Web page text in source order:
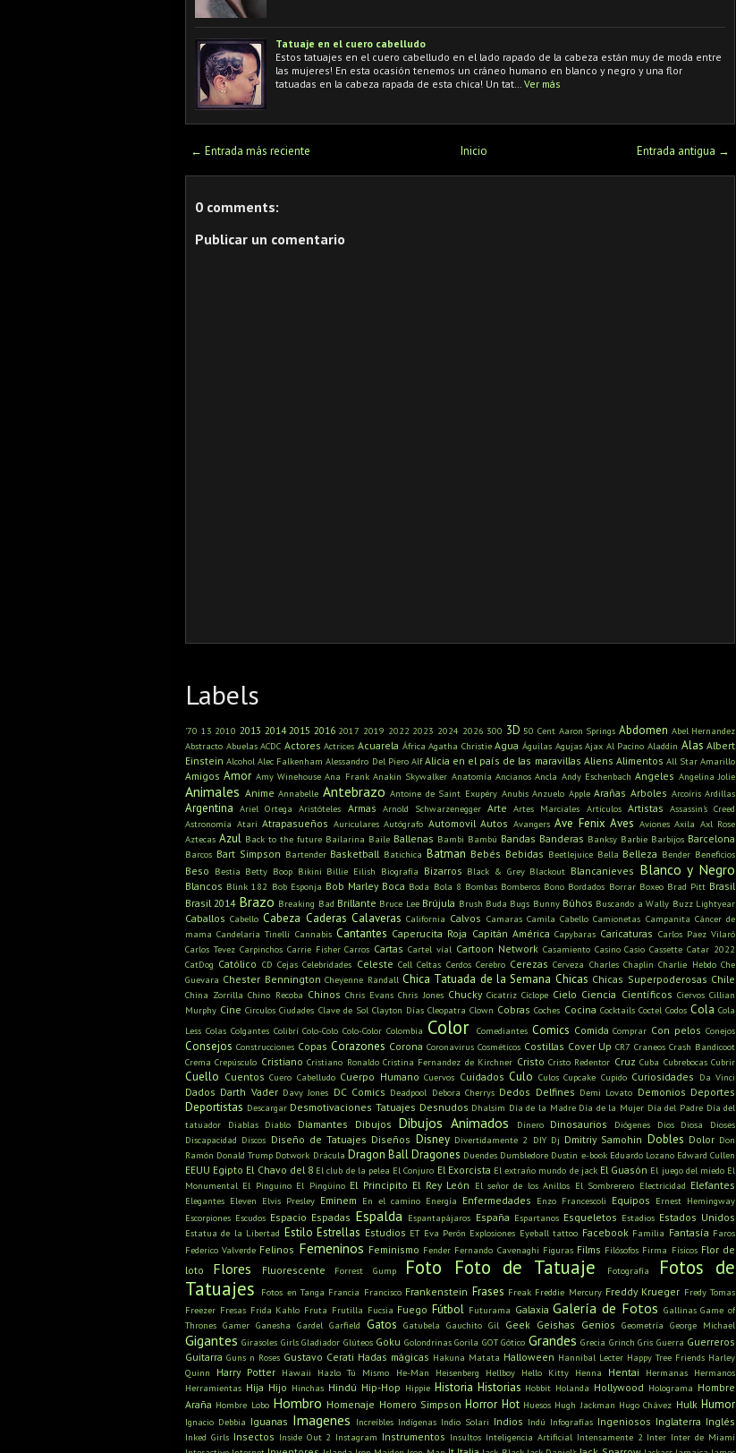
Tatuaje en el cuero cabelludo
Estos tatuajes en el cuero cabelludo en el lado rapado de la cabeza están muy de moda entre
las mujeres! En esta ocasión tenemos un cráneo humano en blanco y negro y una flor
tatuadas en la cabeza rapada de esta chica! Un tat… Ver más
← Entrada más reciente Entrada antigua →
Inicio
0 comments:
Publicar un comentario
Labels
'70 13 2010 2013 2014 2015 2016 2017 2019 2022 2023 2024 2026 300 3D 50 Cent Aaron Springs Abdomen Abel Hernandez
Abstracto Abuelas ACDC Actores Actrices Acuarela África Agatha Christie Agua Águilas Agujas Ajax Al Pacino Aladdin Alas Albert
Einstein Alcohol Alec Falkenham Alessandro Del Piero Alf Alicia en el país de las maravillas Aliens Alimentos All Star Amarillo
Amigos Amor Amy Winehouse Ana Frank Anakin Skywalker Anatomía Ancianos Ancla Andy Eschenbach Angeles Angelina Jolie
Animales Anime Annabelle Antebrazo Antoine de Saint Exupéry Anubis Anzuelo Apple Arañas Arboles Arcoíris Ardillas
Argentina Ariel Ortega Aristóteles Armas Arnold Schwarzenegger Arte Artes Marciales Artículos Artistas Assassin's Creed
Astronomía Atari Atrapasueños Auriculares Autógrafo Automovil Autos Avangers Ave Fenix Aves Aviones Axila Axl Rose
Aztecas Azul Back to the future Bailarina Baile Ballenas Bambi Bambú Bandas Banderas Banksy Barbie Barbijos Barcelona
Barcos Bart Simpson Bartender Basketball Batichica Batman Bebés Bebidas Beetlejuice Bella Belleza Bender Beneficios
Beso Bestia Betty Boop Bikini Billie Eilish Biografía Bizarros Black & Grey Blackout Blancanieves Blanco y Negro
Blancos Blink 182 Bob Esponja Bob Marley Boca Boda Bola 8 Bombas Bomberos Bono Bordados Borrar Boxeo Brad Pitt Brasil
Brasil 2014 Brazo Breaking Bad Brillante Bruce Lee Brújula Brush Buda Bugs Bunny Búhos Buscando a Wally Buzz Lightyear
Caballos Cabello Cabeza Caderas Calaveras California Calvos Camaras Camila Cabello Camionetas Campanita Cáncer de
mama Candelaria Tinelli Cannabis Cantantes Caperucita Roja Capitán América Capybaras Caricaturas Carlos Paez Vilaró
Carlos Tevez Carpinchos Carrie Fisher Carros Cartas Cartel víal Cartoon Network Casamiento Casino Casio Cassette Catar 2022
CatDog Católico CD Cejas Celebridades Celeste Cell Celtas Cerdos Cerebro Cerezas Cerveza Charles Chaplin Charlie Hebdo Che
Guevara Chester Bennington Cheyenne Randall Chica Tatuada de la Semana Chicas Chicas Superpoderosas Chile
China Zorrilla Chino Recoba Chinos Chris Evans Chris Jones Chucky Cicatriz Cíclope Cielo Ciencia Científicos Ciervos Cillian
Murphy Cine Circulos Ciudades Clave de Sol Clayton Días Cleopatra Clown Cobras Coches Cocina Cocktails Coctel Codos Cola Cola
Less Colas Colgantes Colibrí Colo-Colo Colo-Color Colombia Color Comediantes Comics Comida Comprar Con pelos Conejos
Consejos Construcciones Copas Corazones Corona Coronavirus Cosméticos Costillas Cover Up CR7 Craneos Crash Bandicoot
Crema Crepúsculo Cristiano Cristiano Ronaldo Cristina Fernandez de Kirchner Cristo Cristo Redentor Cruz Cuba Cubrebocas Cubrir
Cuello Cuentos Cuero Cabelludo Cuerpo Humano Cuervos Cuidados Culo Culos Cupcake Cupido Curiosidades Da Vinci
Dados Darth Vader Davy Jones DC Comics Deadpool Debora Cherrys Dedos Delfines Demi Lovato Demonios Deportes
Deportistas Descargar Desmotivaciones Tatuajes Desnudos Dhalsim Día de la Madre Día de la Mujer Día del Padre Día del
tatuador
Diablas Diablo Diamantes Dibujos Dibujos Animados Dinero Dinosaurios Diógenes Dios Diosa
Dioses
Discapacidad Discos Diseño de Tatuajes Diseños Disney Divertidamente 2 DIY Dj Dmitriy Samohin Dobles Dolor Don
Ramón Donald Trump Dotwork Drácula Dragon BallDragones Duendes Dumbledore Dustin e-book Eduardo Lozano Edward Cullen
EEUU Egipto El Chavo del 8 El club de la pelea El Conjuro El Exorcista El extraño mundo de jack El Guasón El juego del miedo El
Monumental El Pinguino El Pingüino El Principito El Rey León El señor de los Anillos El Sombrerero Electricidad Elefantes
Elegantes Eleven Elvis Presley Eminem En el camino Energía Enfermedades Enzo Francescoli Equipos Ernest Hemingway
Escorpiones Escudos Espacio Espadas Espalda Espantapájaros España Espartanos Esqueletos Estadios Estados Unidos
Estatua de la Libertad Estilo Estrellas Estudios ET Eva Perón Explosiones Eyeball tattoo Facebook Familia Fantasía Faros
Federico Valverde Felinos Femeninos Feminismo Fender Fernando Cavenaghi Figuras Films Filósofos Firma Físicos Flor de
loto
Flores Fluorescente Forrest Gump Foto Foto de Tatuaje Fotografía
Fotos de
Tatuajes
Fotos en Tanga Francia Francisco Frankenstein Frases Freak Freddie Mercury Freddy Krueger Fredy Tomas
Freezer Fresas Frida Kahlo Fruta Frutilla Fucsia Fuego Fútbol Futurama Galaxia Galería de Fotos Gallinas Game of
Thrones Gamer Ganesha Gardel Garfield Gatos Gatubela Gauchito Gil Geek Geishas Genios Geometría George Michael
Gigantes Girasoles Girls Gladiador Glúteos Goku Golondrinas Gorila GOT Gótico Grandes Grecia Grinch Gris Guerra Guerreros
Guitarra Guns n Roses Gustavo Cerati Hadas mágicas Hakuna Matata Halloween Hannibal Lecter Happy Tree Friends Harley
Quinn
Harry Potter Hawaii Hazlo Tú Mismo He-Man Heisenberg Hellboy Hello Kitty Henna Hentai Hermanas Hermanos
Herramientas Hija Hijo Hinchas Hindú Hip-Hop Hippie Historia Historias Hobbit Holanda Hollywood Holograma Hombre
Araña Hombre Lobo Hombro Homenaje Homero Simpson Horror Hot Huesos Hugh Jackman Hugo Chávez Hulk Humor
Ignacio Debbia Iguanas Imagenes Increíbles Indígenas Indio Solari Indios Indú Infografías Ingeniosos Inglaterra Inglés
Inked Girls Insectos Inside Out 2 Instagram Instrumentos Insultos Inteligencia Artificial Intensamente 2 Inter Inter de Miami